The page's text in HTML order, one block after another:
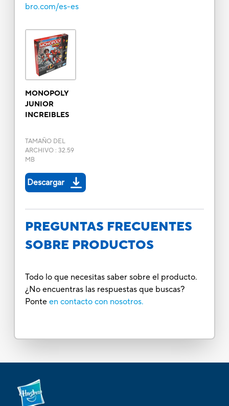
bro.com/es-es
MONOPOLY
JUNIOR
INCREIBLES
TAMAÑO DEL
ARCHIVO: 32.59
MB
Descargar
PREGUNTAS FRECUENTES
SOBRE PRODUCTOS
Todo lo que necesitas saber sobre el producto.
¿No encuentras las respuestas que buscas?
Ponte en contacto con nosotros.